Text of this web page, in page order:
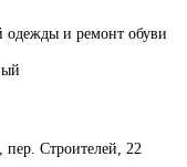
одежды и ремонт обуви
пер. Строителей, 22